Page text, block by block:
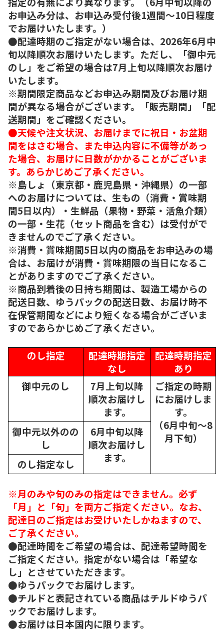
お申込み分は、お申込み受付後1週間～10日程度
でお届けいたします。）
●配達時期のご指定がない場合は、2026年6月中
旬以降順次お届けいたします。ただし、「御中元
のし」をご希望の場合は7月上旬以降順次お届け
いたします。
※期間限定商品などお申込み期間及びお届け期
間が異なる場合がございます。「販売期間」「配
送期間」をご確認ください。
●天候や注文状況、お届けまでに祝日・お盆期
間をはさむ場合、また申込内容に不備等があっ
た場合、お届けに日数がかかることがございま
す。あらかじめご了承ください。
※島しょ（東京都・鹿児島県・沖縄県）の一部
へのお届けについては、生もの（消費・賞味期
間5日以内）・生鮮品（果物・野菜・活魚介類）
の一部・生花（セット商品を含む）は受付がで
きませんのでご了承ください。
※消費・賞味期間5日以内の商品をお申込みの場
合は、お届けが消費・賞味期限の当日になるこ
とがありますのでご了承ください。
※商品到着後の日持ち期間は、製造工場からの
配送日数、ゆうパックの配送日数、お届け時不
在保管期間などにより短くなる場合がございま
すのであらかじめご了承ください。
のし指定
配達時期指定
なし
配達時期指定
あり
御中元のし
7月上旬以降
順次お届けし
ます。
ご指定の時期
にお届けしま
す。
（6月中旬～8
月下旬）
御中元以外のの
し
6月中旬以降
順次お届けし
ます。
のし指定なし
※月のみや旬のみの指定はできません。必ず
「月」と「旬」を両方ご指定ください。なお、
配達日のご指定はお受けいたしかねますので、
ご了承ください。
●配達時間をご希望の場合は、配達希望時間を
ご指定ください。指定がない場合は「希望な
し」とさせていただきます。
●ゆうパックでお届けします。
●チルドと表記されている商品はチルドゆうパ
ックでお届けします。
●お届けは日本国内に限ります。